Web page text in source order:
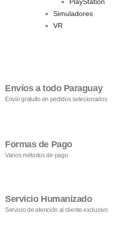
Simuladores
VR
Envíos a todo Paraguay
Envío gratuito en pedidos selecionados
Formas de Pago
Varios métodos de pago
Servicio Humanizado
Servicio de atención al cliente exclusivo